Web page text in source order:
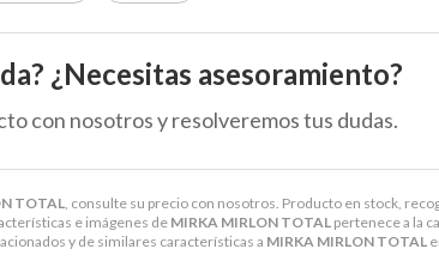
TOTAL , consulte su precio con nosotros. Producto en stock,
e imágenes de MIRKA MIRLON TOTAL pertenece a la
y de similares características a MIRKA MIRLON TOTAL
¿Necesitas asesoramiento?
con nosotros y resolveremos tus dudas.